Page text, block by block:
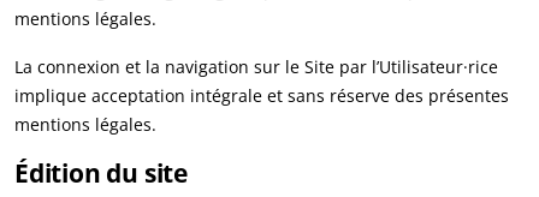
mentions légales.
La connexion et la navigation sur le Site par l’Utilisateur·rice
implique acceptation intégrale et sans réserve des présentes
mentions légales.
Édition du site